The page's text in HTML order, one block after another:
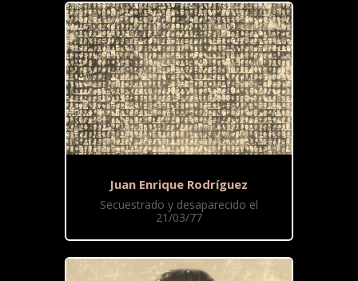
Juan Enrique Rodríguez
Secuestrado y desaparecido el
21/03/77